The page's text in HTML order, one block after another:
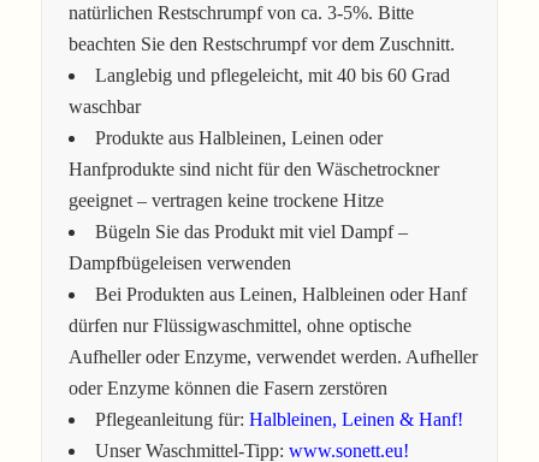
natürlichen Restschrumpf von ca. 3-5%. Bitte
beachten Sie den Restschrumpf vor dem Zuschnitt.
Langlebig und pflegeleicht, mit 40 bis 60 Grad
waschbar
Produkte aus Halbleinen, Leinen oder
Hanfprodukte sind nicht für den Wäschetrockner
geeignet – vertragen keine trockene Hitze
Bügeln Sie das Produkt mit viel Dampf –
Dampfbügeleisen verwenden
Bei Produkten aus Leinen, Halbleinen oder Hanf
dürfen nur Flüssigwaschmittel, ohne optische
Aufheller oder Enzyme, verwendet werden. Aufheller
oder Enzyme können die Fasern zerstören
Pflegeanleitung für: Halbleinen, Leinen & Hanf!
Unser Waschmittel-Tipp: www.sonett.eu!